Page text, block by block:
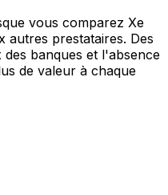
vous comparez Xe
autres prestataires. Des
banques et l'absence
de valeur à chaque